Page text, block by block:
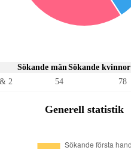
Sökande män Sökande kvinnor
2
54 78
Generell statistik